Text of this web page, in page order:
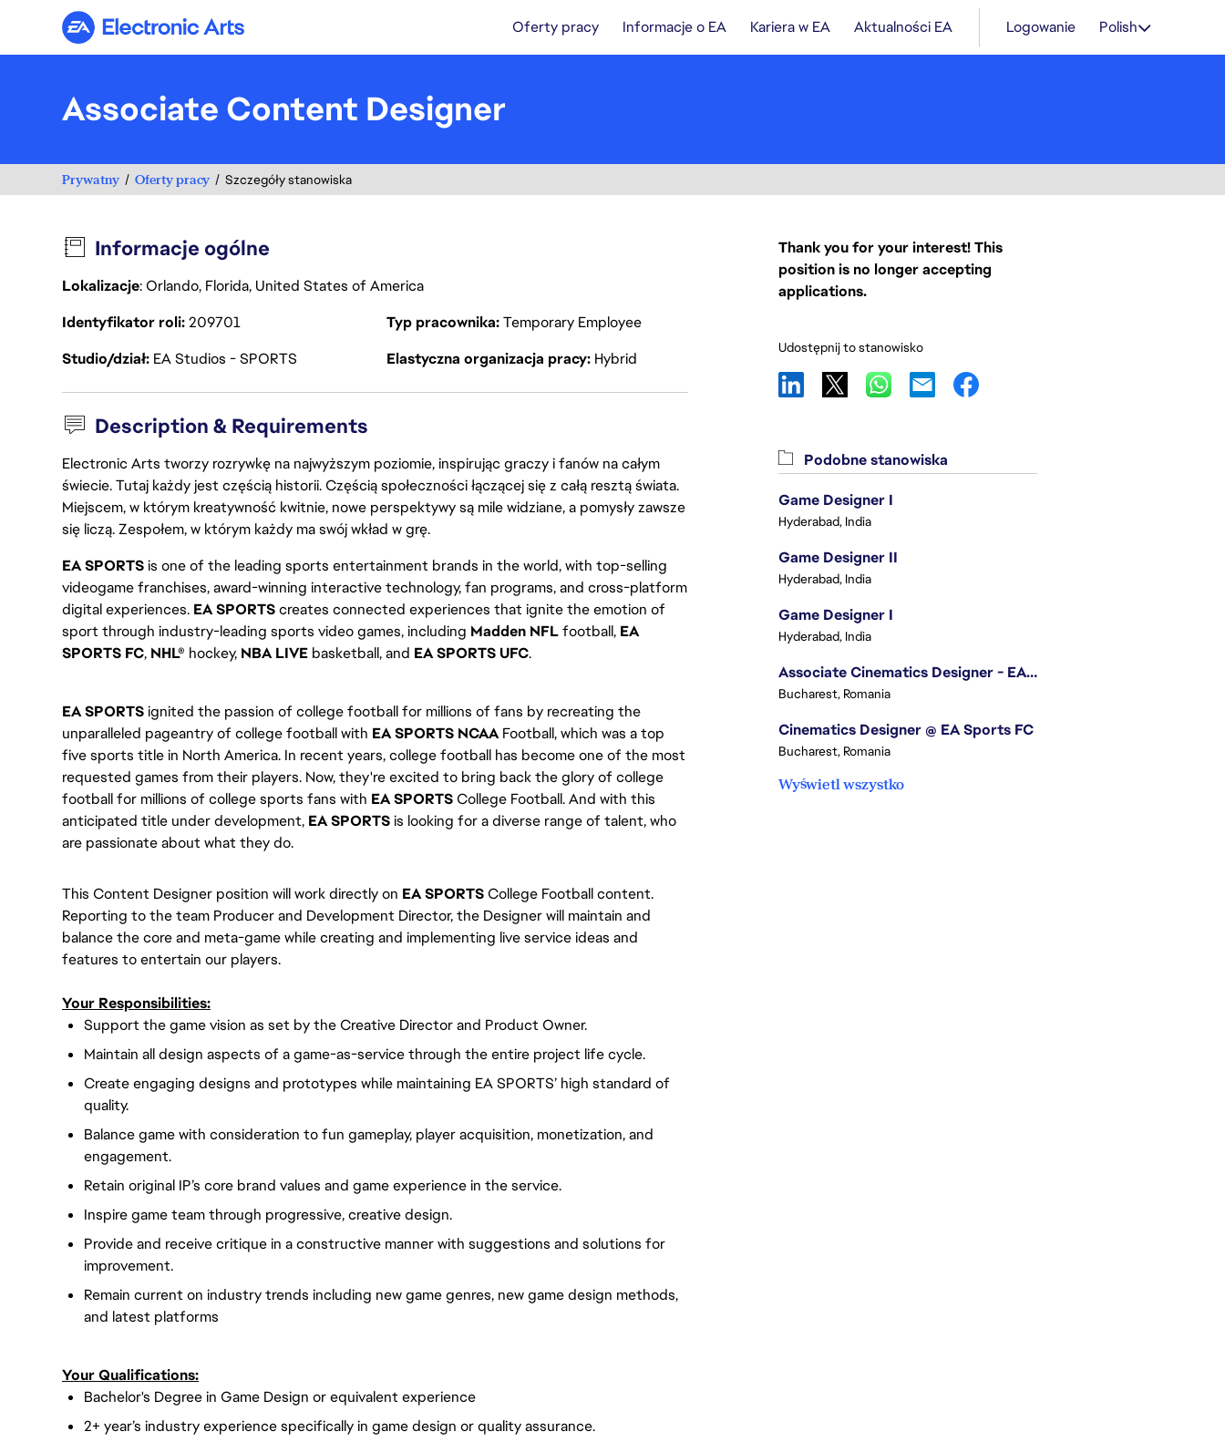
Electronic Arts Oferty pracy Informacje o EA Kariera w EA Aktualności EA Logowanie Polish
Associate Content Designer
Prywatny Oferty pracy Szczegóły stanowiska
Informacje ogólne
Lokalizacje: Orlando, Florida, United States of America
Identyfikator roli209701 Typ pracownika Temporary Employee
Studio/dział EA Studios - SPORTS Elastyczna organizacja pracy Hybrid
Description & Requirements
Electronic Arts tworzy rozrywkę na najwyższym poziomie, inspirując graczy i fanów na całym
świecie. Tutaj każdy jest częścią historii. Częścią społeczności łączącej się z całą resztą świata.
Miejscem, w którym kreatywność kwitnie, nowe perspektywy są mile widziane, a pomysły zawsze
się liczą. Zespołem, w którym każdy ma swój wkład w grę.
EA SPORTSis one of the leading sports entertainment brands in the world, with top-selling
videogame franchises, award-winning interactive technology, fan programs, and cross-platform
digital experiences. EA SPORTScreates connected experiences that ignite the emotion of
sport through industry-leading sports video games, including Madden NFLfootball, EA
SPORTS FC, NHL® hockey, NBA LIVE basketball, and EA SPORTS UFC.
EA SPORTSignited the passion of college football for millions of fans by recreating the
unparalleled pageantry of college football with EA SPORTS NCAAFootball, which was a top
five sports title in North America. In recent years, college football has become one of the most
requested games from their players. Now, they're excited to bring back the glory of college
football for millions of college sports fans with EA SPORTSCollege Football. And with this
anticipated title under development, EA SPORTSis looking for a diverse range of talent, who
are passionate about what they do.
This Content Designer position will work directly on EA SPORTSCollege Football content.
Reporting to the team Producer and Development Director, the Designer will maintain and
balance the core and meta-game while creating and implementing live service ideas and
features to entertain our players.
Your Responsibilities:
Support the game vision as set by the Creative Director and Product Owner.
Maintain all design aspects of a game-as-service through the entire project life cycle.
Create engaging designs and prototypes while maintaining EA SPORTS’ high standard of
quality.
Balance game with consideration to fun gameplay, player acquisition, monetization, and
engagement.
Retain original IP’s core brand values and game experience in the service.
Inspire game team through progressive, creative design.
Provide and receive critique in a constructive manner with suggestions and solutions for
improvement.
Remain current on industry trends including new game genres, new game design methods,
and latest platforms
Your Qualifications:
Bachelor's Degree in Game Design or equivalent experience
2+ year’s industry experience specifically in game design or quality assurance.
Thank you for your interest! This
position is no longer accepting
applications.
Udostępnij to stanowisko
Podobne stanowiska
Game Designer I
Hyderabad, India
Game Designer II
Hyderabad, India
Game Designer I
Hyderabad, India
Associate Cinematics Designer - EA Sports FC
Bucharest, Romania
Cinematics Designer @ EA Sports FC
Bucharest, Romania
Wyświetl wszystko